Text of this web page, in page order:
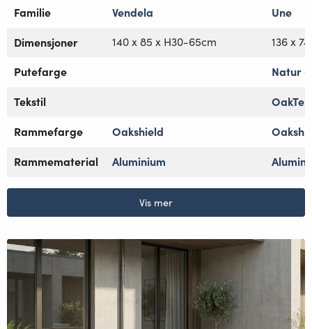
Familie
Vendela
Une
Dimensjoner
140 x 85 x H30-65cm 136 x
Putefarge
Natur
Tekstil
Rammefarge
Oakshield
Rammematerial
Aluminium
Vis mer